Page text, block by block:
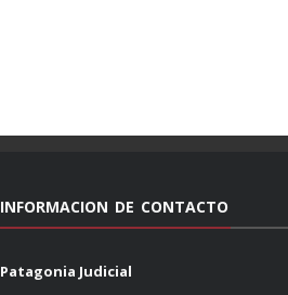
INFORMACION DE CONTACTO
Patagonia Judicial